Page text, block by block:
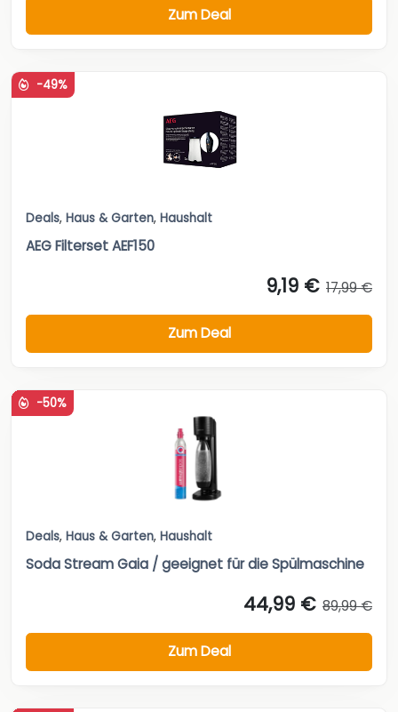
Zum Deal
-49%
Deals, Haus & Garten, Haushalt
AEG Filterset AEF150
9,19 € 17,99 €
Zum Deal
-50%
Deals, Haus & Garten, Haushalt
Soda Stream Gaia / geeignet für die Spülmaschine
44,99 € 89,99 €
Zum Deal